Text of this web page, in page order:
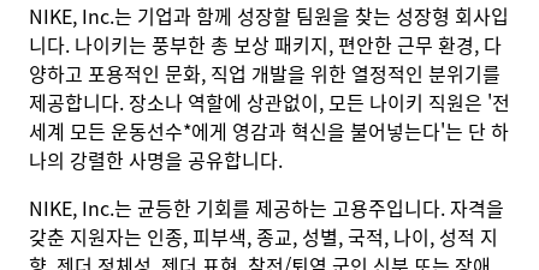
NIKE, Inc.는 기업과 함께 성장할 팀원을 찾는 성장형 회사입
니다. 나이키는 풍부한 총 보상 패키지, 편안한 근무 환경, 다
양하고 포용적인 문화, 직업 개발을 위한 열정적인 분위기를
제공합니다. 장소나 역할에 상관없이, 모든 나이키 직원은 '전
세계 모든 운동선수*에게 영감과 혁신을 불어넣는다'는 단 하
나의 강렬한 사명을 공유합니다.
NIKE, Inc.는 균등한 기회를 제공하는 고용주입니다. 자격을
갖춘 지원자는 인종, 피부색, 종교, 성별, 국적, 나이, 성적 지